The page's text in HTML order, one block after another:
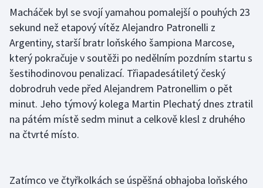
Krasobruslení
Lezení
Lyže a snowboard
Moderní pětiboj
Motorsport
Parasport
Macháček byl se svojí yamahou pomalejší o pouhých 23
sekund než etapový vítěz Alejandro Patronelli z
Argentiny, starší bratr loňského šampiona Marcose,
který pokračuje v soutěži po nedělním pozdním startu s
šestihodinovou penalizací. Třiapadesátiletý český
dobrodruh vede před Alejandrem Patronellim o pět
minut. Jeho týmový kolega Martin Plechatý dnes ztratil
na pátém místě sedm minut a celkově klesl z druhého
na čtvrté místo.
Zatímco ve čtyřkolkách se úspěšná obhajoba loňského